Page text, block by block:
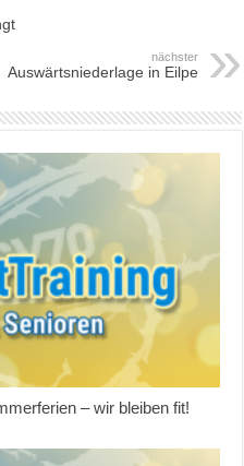
nächster
Auswärtsniederlage in Eilpe
– wir bleiben fit!